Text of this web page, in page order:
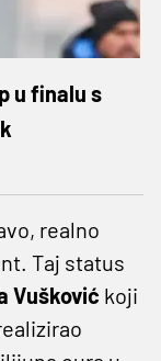
u finalu s
realno
Taj status
Vušković koji